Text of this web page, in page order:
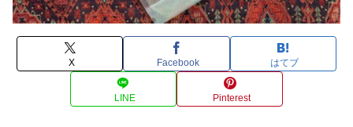
X Facebook はてブ
LINE Pinterest